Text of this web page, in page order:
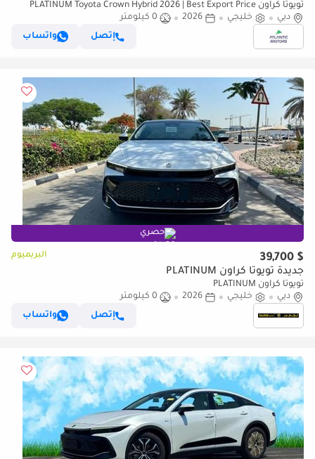
تويوتا كراون PLATINUM Toyota Crown Hybrid 2026 | Best Export Price
دبي
خليجي 2026
0 كيلومتر
إتصل
واتساب
حصري
$ 39,700 البريميوم
جديدة تويوتا كراون PLATINUM
تويوتا كراون PLATINUM
دبي
خليجي 2026
0 كيلومتر
إتصل
واتساب